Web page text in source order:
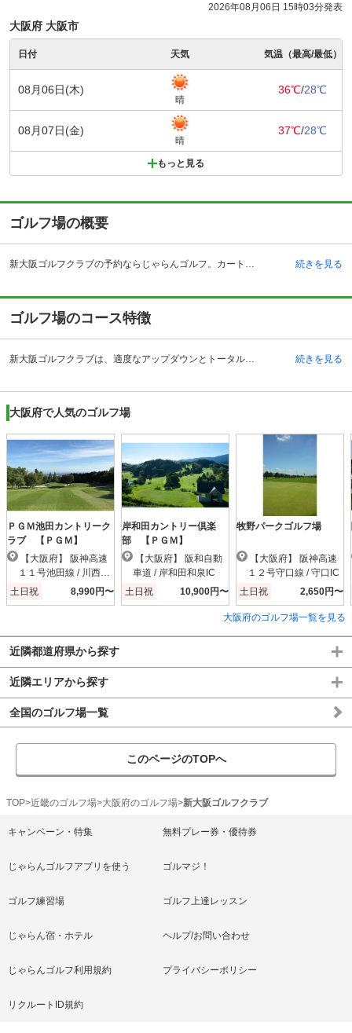
2026年08月06日 15時03分発表
大阪府 大阪市
日付 天気 気温（最高/最低）
08月06日(木)
晴
36℃/28℃
08月07日(金)
晴
37℃/28℃
もっと見る
ゴルフ場の概要
新大阪ゴルフクラブの予約ならじゃらんゴルフ。カートの有無や利用税、キャンセル料、ナイター設備、駐車場などのコース情報はもちろん、口コミ、フォトギャラリーなどコースの難易度や攻略に役立つ情報充実、予約する度にポイントが貯まるのでお得にゴルフをお楽しみ頂けます。 新大阪ゴルフクラブは、豊かな緑に囲まれたゴルフクラブです。アクセスが良く、自動車なら高槻市内からわずか20分で到着する事が可能です。丘陵地に作られた山岳コースが特徴で、適度なアップダウンがコース全体に変化を与え、プレーヤーを飽きさせる事はありません。北摂津エリアで珍しくコース内移動に利用する全カートにGPSが内蔵されており、コース攻略に大変便利です。小高い丘の上に立つオレンジ色の屋根のクラブハウスは、明るい開放的な雰囲気で訪れたプレーヤーを迎え、寛ぎのひと時を提供してくれます。併設されたレストランでは、男性ゴルファーに人気のボリュームある料理が並び、お腹を空かせたゴルファーの楽しみの一つとなっています。 続きを見る
ゴルフ場のコース特徴
新大阪ゴルフクラブは、適度なアップダウンとトータルではフラットに調整されており、ビギナーや女性ゴルファーに人気の絶景が楽しめる山岳コースです。総面積は74万平方メートルで、INコースとOUTコースの各コースに9ホール、計18ホールとなっています。ショートホールとミドルホールの構成で、全体的に回り易いコース設計となっています。しかし、コースによってはドッグレッグやフェアウェイの要所に配されたバンカーや池が緊張感を与え、プレーヤーの気持ち引き締めます。特にOUTコースの7番ホールは、グリーンをガードする形で池が配置されている上、奥にはバンカーが待ち構えており、正確なショットコントロールが必要です。 続きを見る
大阪府で人気のゴルフ場
ＰＧＭ池田カントリーク
ラブ 【ＰＧＭ】
１１号池田線 / 川西小
花IC
土日祝 8,990円〜
岸和田カントリー倶楽
部 【ＰＧＭ】
車道 / 岸和田和泉IC
土日祝
10,900円〜
牧野パークゴルフ場
１２号守口線 / 守口IC
土日祝
2,650円〜
大阪府のゴルフ場一覧を見る
近隣都道府県から探す
近隣エリアから探す
全国のゴルフ場一覧
このページのTOPへ
TOP 近畿のゴルフ場 大阪府のゴルフ場 新大阪ゴルフクラブ
キャンペーン・特集 無料プレー券・優待券
じゃらんゴルフアプリを使う ゴルマジ！
ゴルフ練習場 ゴルフ上達レッスン
じゃらん宿・ホテル ヘルプ/お問い合わせ
じゃらんゴルフ利用規約 プライバシーポリシー
リクルートID規約